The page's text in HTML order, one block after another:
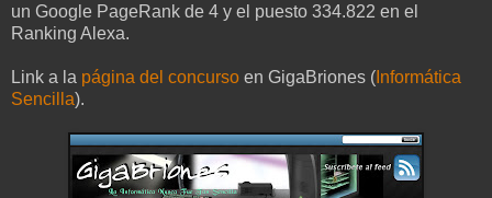
un Google PageRank de 4 y el puesto 334.822 en el
Ranking Alexa.
Link a la página del concurso en GigaBriones ( Informática
Sencilla).